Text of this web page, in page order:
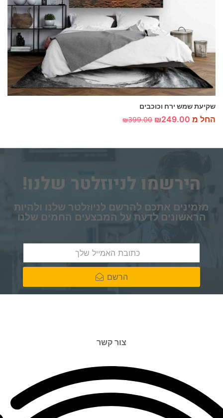
שקיעת שמש ירח וכוכבים
החל מ ₪249.00
₪399.00
הירשמו לניוזלטר שלנו!
מזמינים אתכם להרשם לניוזלטר שלנו ולהיות
הראשונים לדעת על המבצעים החמים שלנו
הרשם
צור קשר